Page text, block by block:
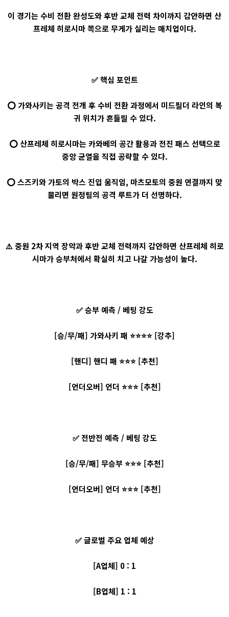
이 경기는 수비 전환 완성도와 후반 교체 전력 차이까지 감안하면 산
프레체 히로시마 쪽으로 무게가 실리는 매치업이다.
✅ 핵심 포인트
⭕ 가와사키는 공격 전개 후 수비 전환 과정에서 미드필더 라인의 복
귀 위치가 흔들릴 수 있다.
⭕ 산프레체 히로시마는 카와베의 공간 활용과 전진 패스 선택으로
중앙 균열을 직접 공략할 수 있다.
⭕ 스즈키와 가토의 박스 진입 움직임, 마츠모토의 중원 연결까지 맞
물리면 원정팀의 공격 루트가 더 선명하다.
⚠️ 중원 2차 지역 장악과 후반 교체 전력까지 감안하면 산프레체 히로
시마가 승부처에서 확실히 치고 나갈 가능성이 높다.
✅ 승부 예측 / 베팅 강도
[승/무/패] 가와사키 패 ⭐⭐⭐⭐ [강추]
[핸디] 핸디 패 ⭐⭐⭐ [추천]
[언더오버] 언더 ⭐⭐⭐ [추천]
✅ 전반전 예측 / 베팅 강도
[승/무/패] 무승부 ⭐⭐⭐ [추천]
[언더오버] 언더 ⭐⭐⭐ [추천]
✅ 글로벌 주요 업체 예상
[A업체] 0 : 1
[B업체] 1 : 1